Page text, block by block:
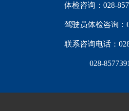
体检咨询：028-
驾驶员体检咨询：
联系咨询电话：
028-85773916